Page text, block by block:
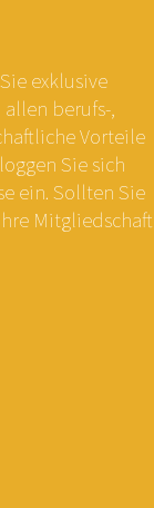
exklusive
berufs-,
Vorteile
Sie sich
ein. Sollten Sie
Mitgliedschaft